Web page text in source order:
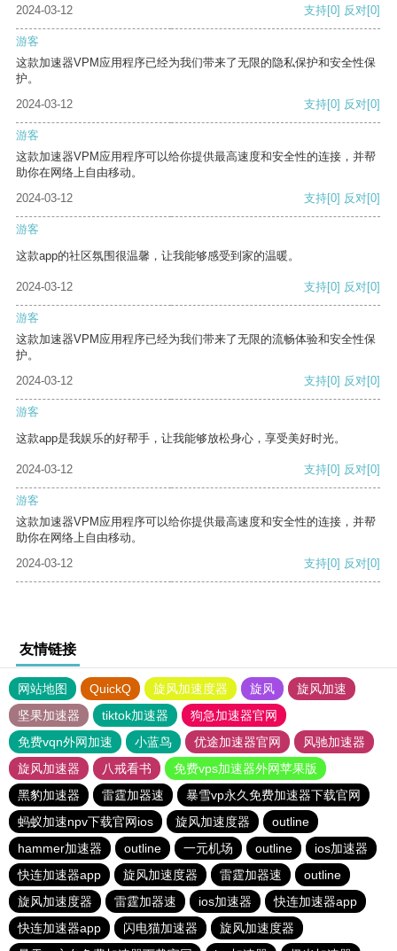
2024-03-12
支持[0] 反对[0]
游客
这款加速器VPM应用程序已经为我们带来了无限的隐私保护和安全性保
护。
2024-03-12
支持[0] 反对[0]
游客
这款加速器VPM应用程序可以给你提供最高速度和安全性的连接，并帮
助你在网络上自由移动。
2024-03-12
支持[0] 反对[0]
游客
这款app的社区氛围很温馨，让我能够感受到家的温暖。
2024-03-12 支持[0] 反对[0]
游客
这款加速器VPM应用程序已经为我们带来了无限的流畅体验和安全性保
护。
2024-03-12
支持[0] 反对[0]
游客
这款app是我娱乐的好帮手，让我能够放松身心，享受美好时光。
2024-03-12 支持[0] 反对[0]
游客
这款加速器VPM应用程序可以给你提供最高速度和安全性的连接，并帮
助你在网络上自由移动。
2024-03-12
支持[0] 反对[0]
友情链接
网站地图 QuickQ 旋风加速度器 旋风
旋风加速
坚果加速器
tiktok加速器
狗急加速器官网
免费vqn外网加速
小蓝鸟 优途加速器官网
风驰加速器
旋风加速器
八戒看书
免费vps加速器外网苹果版
黑豹加速器
雷霆加器速
暴雪vp永久免费加速器下载官网
蚂蚁加速npv下载官网ios
旋风加速度器
outline
hammer加速器
outline 一元机场 outline
ios加速器
快连加速器app
旋风加速度器 雷霆加器速
outline
旋风加速度器
雷霆加器速 ios加速器
快连加速器app
快连加速器app
闪电猫加速器
旋风加速度器